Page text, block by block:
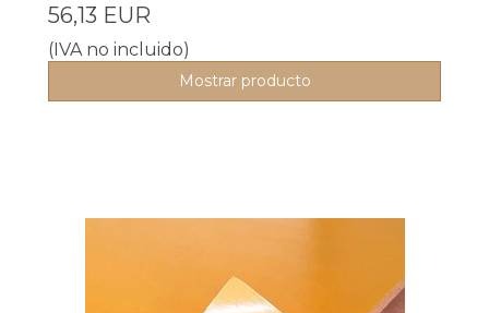
56,13 EUR
(IVA no incluido)
Mostrar producto